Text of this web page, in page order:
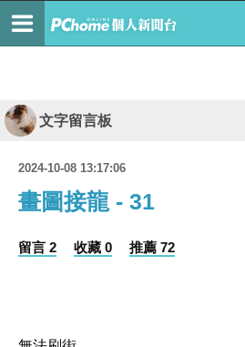
文字留言板
2024-10-08 13:17:06
畫圖接龍 - 31
留言 2 收藏 0 推薦 72